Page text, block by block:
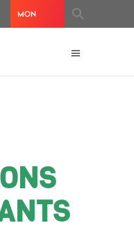
MON